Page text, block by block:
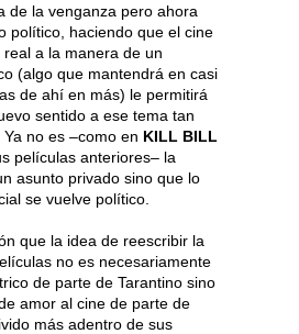
de la venganza pero ahora
político, haciendo que el cine
a la manera de un
(algo que mantendrá en casi
de ahí en más) le permitirá
sentido a ese tema tan
no es –como en KILL BILL
películas anteriores– la
asunto privado sino que lo
se vuelve político.
que la idea de reescribir la
no es necesariamente
de parte de Tarantino sino
amor al cine de parte de
más adentro de sus